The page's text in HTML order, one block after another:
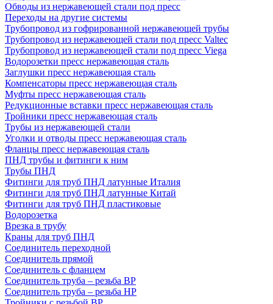
Обводы из нержавеющей стали под пресс
Переходы на другие системы
Трубопровод из гофрированной нержавеющей трубы
Трубопровод из нержавеющей стали под пресс Valtec
Трубопровод из нержавеющей стали под пресс Viega
Водорозетки пресс нержавеющая сталь
Заглушки пресс нержавеющая сталь
Компенсаторы пресс нержавеющая сталь
Муфты пресс нержавеющая сталь
Редукционные вставки пресс нержавеющая сталь
Тройники пресс нержавеющая сталь
Трубы из нержавеющей стали
Уголки и отводы пресс нержавеющая сталь
Фланцы пресс нержавеющая сталь
ПНД трубы и фитинги к ним
Трубы ПНД
Фитинги для труб ПНД латунные Италия
Фитинги для труб ПНД латунные Китай
Фитинги для труб ПНД пластиковые
Водорозетка
Врезка в трубу
Краны для труб ПНД
Соединитель переходной
Соединитель прямой
Соединитель с фланцем
Соединитель труба – резьба ВР
Соединитель труба – резьба НР